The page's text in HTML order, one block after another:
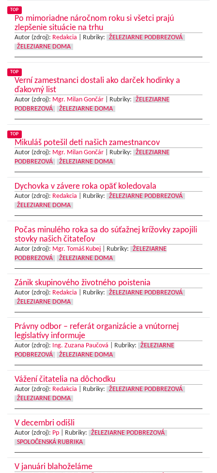
TOP
Po mimoriadne náročnom roku si všetci prajú
zlepšenie situácie na trhu
Autor (zdroj): Redakcia Rubriky:
ŽELEZIARNE PODBREZOVÁ
ŽELEZIARNE DOMA
TOP
Verní zamestnanci dostali ako darček hodinky a
ďakovný list
Autor (zdroj): Mgr. Milan Gončár Rubriky:
ŽELEZIARNE
PODBREZOVÁ
ŽELEZIARNE DOMA
TOP
Mikuláš potešil deti našich zamestnancov
Autor (zdroj): Mgr. Milan Gončár Rubriky:
ŽELEZIARNE
PODBREZOVÁ
ŽELEZIARNE DOMA
Dychovka v závere roka opäť koledovala
Autor (zdroj): Redakcia Rubriky:
ŽELEZIARNE PODBREZOVÁ
ŽELEZIARNE DOMA
Počas minulého roka sa do súťažnej krížovky zapojili
stovky našich čitateľov
Autor (zdroj): Mgr. Tomáš Kubej Rubriky:
ŽELEZIARNE
PODBREZOVÁ
ŽELEZIARNE DOMA
Zánik skupinového životného poistenia
Autor (zdroj): Redakcia Rubriky:
ŽELEZIARNE PODBREZOVÁ
ŽELEZIARNE DOMA
Právny odbor – referát organizácie a vnútornej
legislatívy informuje
Autor (zdroj): Ing. Zuzana Paučová Rubriky:
ŽELEZIARNE
PODBREZOVÁ
ŽELEZIARNE DOMA
Vážení čitatelia na dôchodku
Autor (zdroj): Redakcia Rubriky:
ŽELEZIARNE PODBREZOVÁ
ŽELEZIARNE DOMA
V decembri odišli
Autor (zdroj): Pp Rubriky:
ŽELEZIARNE PODBREZOVÁ
SPOLOČENSKÁ RUBRIKA
V januári blahoželáme